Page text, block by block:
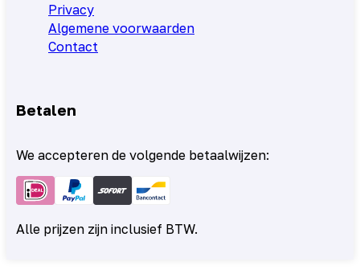
Privacy
Algemene voorwaarden
Contact
Betalen
We accepteren de volgende betaalwijzen:
Alle prijzen zijn inclusief BTW.